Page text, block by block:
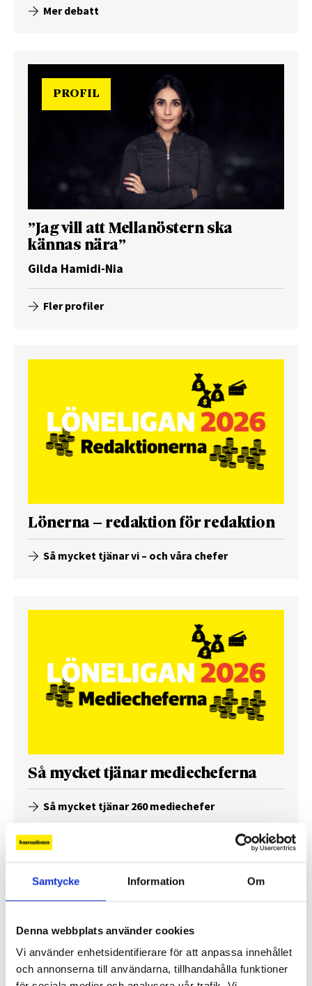
Samtycke Information Om
Denna webbplats använder cookies
Vi använder enhetsidentifierare för att anpassa innehållet
och annonserna till användarna, tillhandahålla funktioner
Mer debatt
PROFIL
”Jag vill att Mellanöstern ska
kännas nära”
Gilda Hamidi-Nia
Fler profiler
Lönerna – redaktion för redaktion
Så mycket tjänar vi – och våra chefer
Så mycket tjänar mediecheferna
Så mycket tjänar 260 mediechefer